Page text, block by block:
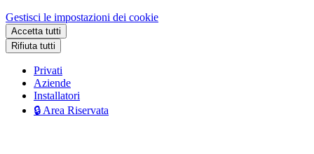
Gestisci le impostazioni dei cookie
Accetta tutti
Rifiuta tutti
Privati
Aziende
Installatori
🔒 Area Riservata